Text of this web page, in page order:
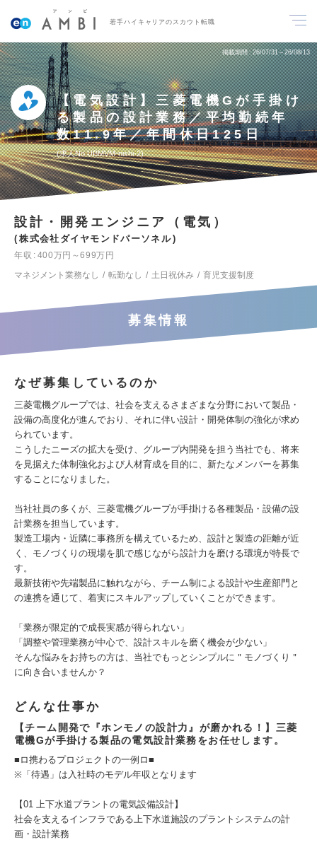
若手ハイキャリアのスカウト転職
掲載期間 26/07/31～26/08/13
【電気設計】三菱電機Gが手掛け
る製品の設計業務／平均勤続年
数11.9年／年間休日125日
求人No.UBMVM-nishi-2
設計・開発エンジニア（電気）
株式会社ダイヤモンドパーソネル
年収
400万円～699万円
マネジメント業務なし
転勤なし 土日祝休み 育児支援制度
募集情報
なぜ募集しているのか
三菱電機グループでは、社会を支えるさまざまな分野において製品・
設備の高度化が進んでおり、それに伴い設計・開発体制の強化が求め
られています。
こうしたニーズの拡大を受け、グループ内開発を担う当社でも、将来
を見据えた体制強化および人材育成を目的に、新たなメンバーを募集
することになりました。
当社社員の多くが、三菱電機グループが手掛ける各種製品・設備の設
計業務を担当しています。
製造工場内・近隣に事務所を構えているため、設計と製造の距離が近
く、モノづくりの現場を肌で感じながら設計力を磨ける環境が特長で
す。
最新技術や先端製品に触れながら、チーム制による設計や生産部門と
の連携を通じて、着実にスキルアップしていくことができます。
「業務が限定的で成長実感が得られない」
「調整や管理業務が中心で、設計スキルを磨く機会が少ない」
そんな悩みをお持ちの方は、当社でもっとシンプルに＂モノづくり＂
に向き合いませんか？
どんな仕事か
【チーム開発で『ホンモノの設計力』が磨かれる！】三菱
電機Gが手掛ける製品の電気設計業務をお任せします。
■ロ携わるプロジェクトの一例ロ■
※「待遇」は入社時のモデル年収となります
【01 上下水道プラントの電気設備設計】
社会を支えるインフラである上下水道施設のプラントシステムの計
画・設計業務